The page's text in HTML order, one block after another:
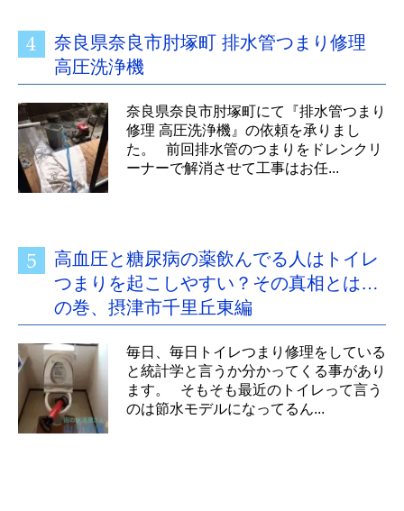
奈良県奈良市肘塚町 排水管つまり修理
高圧洗浄機
奈良県奈良市肘塚町にて『排水管つまり
修理 高圧洗浄機』の依頼を承りまし
た。 前回排水管のつまりをドレンクリ
ーナーで解消させて工事はお任...
高血圧と糖尿病の薬飲んでる人はトイレ
つまりを起こしやすい？その真相とは…
の巻、摂津市千里丘東編
毎日、毎日トイレつまり修理をしている
と統計学と言うか分かってくる事があり
ます。 そもそも最近のトイレって言う
のは節水モデルになってるん...